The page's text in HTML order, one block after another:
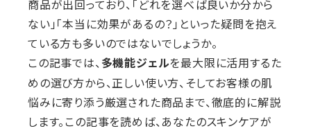
商品が出回っており、「どれを選べば良いか分から
ない」「本当に効果があるの？」といった疑問を抱え
ている方も多いのではないでしょうか。
この記事では、 多機能ジェルを最大限に活用するた
めの選び方から、正しい使い方、そしてお客様の肌
悩みに寄り添う厳選された商品まで、徹底的に解説
します。この記事を読めば、あなたのスキンケアが